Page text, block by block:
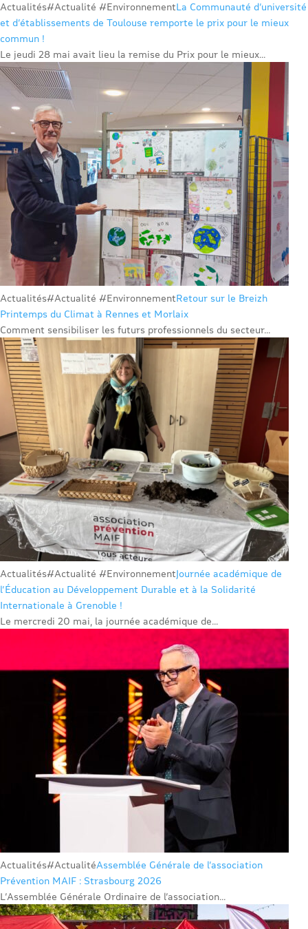
Actualités#Actualité #EnvironnementLa Communauté d’université
et d’établissements de Toulouse remporte le prix pour le mieux
commun !
Le jeudi 28 mai avait lieu la remise du Prix pour le mieux...
Actualités#Actualité #EnvironnementRetour sur le Breizh
Printemps du Climat à Rennes et Morlaix
Comment sensibiliser les futurs professionnels du secteur...
Actualités#Actualité #EnvironnementJournée académique de
l’Éducation au Développement Durable et à la Solidarité
Internationale à Grenoble !
Le mercredi 20 mai, la journée académique de...
Actualités#ActualitéAssemblée Générale de l’association
Prévention MAIF : Strasbourg 2026
L’Assemblée Générale Ordinaire de l’association...